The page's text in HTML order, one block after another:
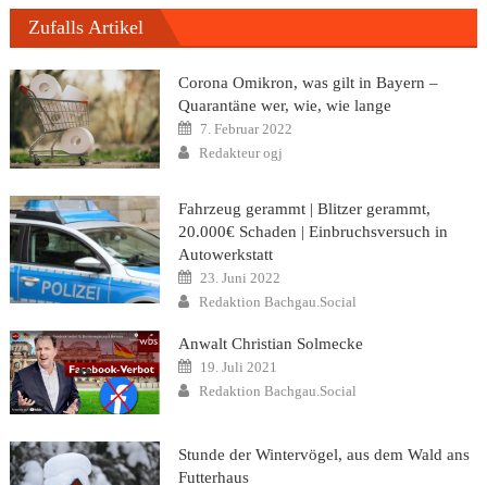
Zufalls Artikel
Corona Omikron, was gilt in Bayern –
Quarantäne wer, wie, wie lange
Posted
on
7. Februar 2022
Author
Redakteur ogj
Fahrzeug gerammt | Blitzer gerammt,
20.000€ Schaden | Einbruchsversuch in
Autowerkstatt
Posted
on
23. Juni 2022
Author
Redaktion Bachgau.Social
Anwalt Christian Solmecke
Posted
on
19. Juli 2021
Author
Redaktion Bachgau.Social
Stunde der Wintervögel, aus dem Wald ans
Futterhaus